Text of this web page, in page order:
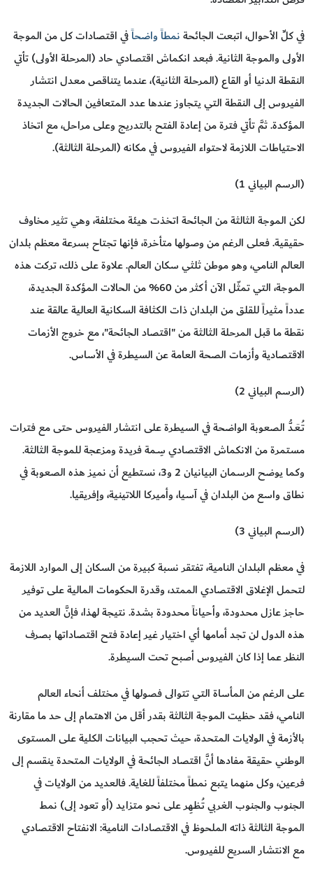
في كلِّ الأحوال، اتبعت الجائحةنمطاً واضحاً في اقتصادات كل من الموجة
الأولى والموجة الثانية. فبعد انكماش اقتصادي حاد (المرحلة الأولى) تأتي
النقطة الدنيا أو القاع (المرحلة الثانية)، عندما يتناقص معدل انتشار
الفيروس إلى النقطة التي يتجاوز عندها عدد المتعافين الحالات الجديدة
المؤكدة. ثمَّ تأتي فترة من إعادة الفتح بالتدريج وعلى مراحل، مع اتخاذ
الاحتياطات اللازمة لاحتواء الفيروس في مكانه (المرحلة الثالثة).
(الرسم البياني 1)
لكن الموجة الثالثة من الجائحة اتخذت هيئة مختلفة، وهي تثير مخاوف
حقيقية. فعلى الرغم من وصولها متأخرة، فإنها تجتاح بسرعة معظم بلدان
العالم النامي، وهو موطن ثلثي سكان العالم. علاوة على ذلك، تركت هذه
الموجة، التي تمثّل الآن أكثر من 60% من الحالات المؤكدة الجديدة،
عدداً مثيراً للقلق من البلدان ذات الكثافة السكانية العالية عالقة عند
نقطة ما قبل المرحلة الثالثة من "اقتصاد الجائحة"، مع خروج الأزمات
الاقتصادية وأزمات الصحة العامة عن السيطرة في الأساس.
(الرسم البياني 2)
تُـعَـدُّ الصعوبة الواضحة في السيطرة على انتشار الفيروس حتى مع فترات
مستمرة من الانكماش الاقتصادي سِـمة فريدة ومزعجة للموجة الثالثة.
وكما يوضح الرسمان البيانيان 2 و3، نستطيع أن نميز هذه الصعوبة في
نطاق واسع من البلدان في آسيا، وأميركا اللاتينية، وإفريقيا.
(الرسم البياني 3)
في معظم البلدان النامية، تفتقر نسبة كبيرة من السكان إلى الموارد اللازمة
لتحمل الإغلاق الاقتصادي الممتد، وقدرة الحكومات المالية على توفير
حاجز عازل محدودة، وأحياناً محدودة بشدة. نتيجة لهذا، فإنَّ العديد من
هذه الدول لن تجد أمامها أي اختيار غير إعادة فتح اقتصاداتها بصرف
النظر عما إذا كان الفيروس أصبح تحت السيطرة.
على الرغم من المأساة التي تتوالى فصولها في مختلف أنحاء العالم
النامي، فقد حظيت الموجة الثالثة بقدر أقل من الاهتمام إلى حد ما مقارنة
بالأزمة في الولايات المتحدة، حيث تحجب البيانات الكلية على المستوى
الوطني حقيقة مفادها أنَّ اقتصاد الجائحة في الولايات المتحدة ينقسم إلى
فرعين، وكل منهما يتبع نمطاً مختلفاً للغاية. فالعديد من الولايات في
الجنوب والجنوب الغربي تُـظـهِر على نحو متزايد (أو تعود إلى) نمط
الموجة الثالثة ذاته الملحوظ في الاقتصادات النامية: الانفتاح الاقتصادي
مع الانتشار السريع للفيروس.